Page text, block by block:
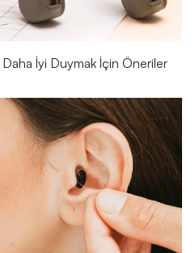
Daha İyi Duymak İçin Öneriler